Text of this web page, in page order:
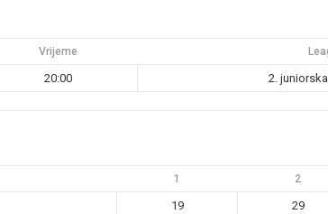
Vrijeme
20:00 2.
1 2
19 29